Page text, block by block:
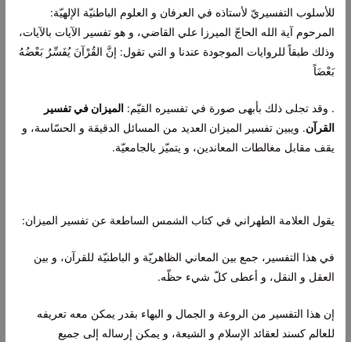
للأسلوب التفسيريّ لأستاذه في العرفان و العلوم الباطنيّة الإلهيّة:
المرحوم آية الله الحاجّ الميرزا علي القاضي، و هو تفسير الآيات بالآيات،
وذلك طبقاً للروايات الموجودة عندنا و التي تقول: إنَّ القُرْآنَ يُفَسِّرُ بَعْضُهُ
بَعْضَاً
. وقد تجلى ذلك بأبهى صورة في تفسيره القيّم:الميزان في تفسير
القرآن. ويبين تفسير الميزان العديد من المسائل الدقيقة و الحسّاسة، و
يقف مقابل مغالطات المعاندين، و يتميّز بالجامعيّة.
يقول العلامة الطهراني فيكتاب الشمس الساطعة عن تفسير الميزان:
في هذا التفسير، جمع بين المعاني الظاهريّة و الباطنيّة للقرآن، و بين
العقل و النقل، و أعطى كلّ شيء حظّه.
إن هذا التفسير من الروعة و الجمال و البهاء بقدر يمكن معه تعريفه
للعالم كسند لعقائد الإسلام و الشيعة، و يمكن إرساله إلى جميع